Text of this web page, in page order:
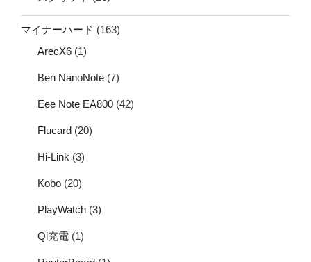
マイナーハード (163)
ArecX6 (1)
Ben NanoNote (7)
Eee Note EA800 (42)
Flucard (20)
Hi-Link (3)
Kobo (20)
PlayWatch (3)
Qi充電 (1)